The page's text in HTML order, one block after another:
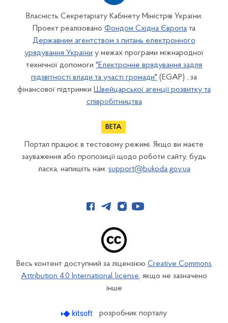
Власність Секретаріату Кабінету Міністрів України.
Проект реалізовано Фондом Східна Європа та
Державним агентством з питань електронного
урядування України у межах програми міжнародної
технічної допомоги "Електронне врядування задля
підзвітності влади та участі громади" (EGAP) , за
фінансової підтримки Швейцарської агенції розвитку та
співробітництва
Портал працює в тестовому режимі. Якщо ви маєте
зауваження або пропозиції щодо роботи сайту, будь
ласка, напишіть нам: support@bukoda.gov.ua
Весь контент доступний за ліцензією Creative Commons
Attribution 4.0 International license, якщо не зазначено
інше
розробник порталу